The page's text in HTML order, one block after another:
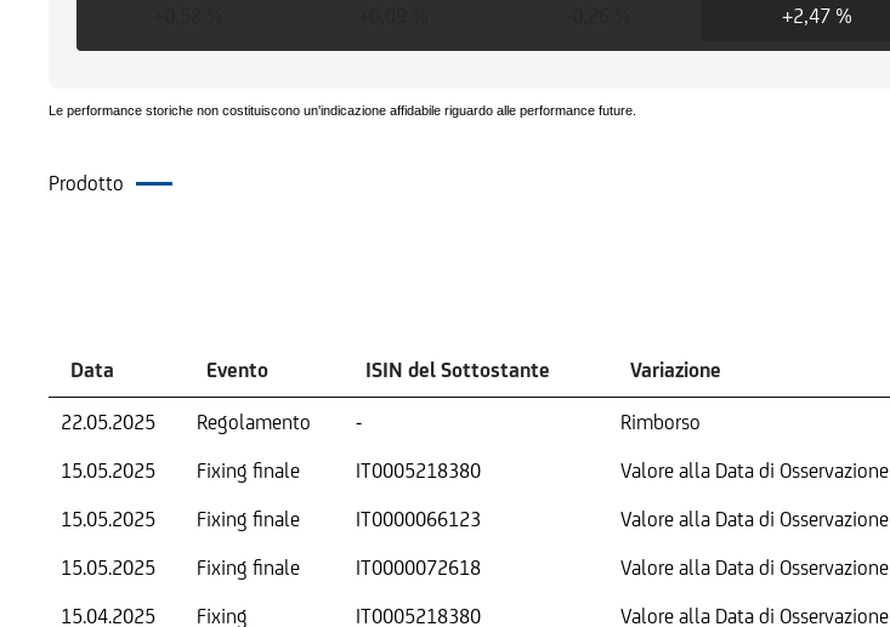
+2,47 %
Le performance storiche non costituiscono un'indicazione affidabile riguardo alle performance future.
Prodotto
Data Evento ISIN del Sottostante Variazione
22.05.2025 Regolamento - Rimborso
15.05.2025
Fixing finale IT0005218380 Valore alla Data di Osservazione
15.05.2025
Fixing finale IT0000066123 Valore alla Data di Osservazione
15.05.2025
Fixing finale IT0000072618 Valore alla Data di Osservazione
15.04.2025
Fixing IT0005218380 Valore alla Data di Osservazione